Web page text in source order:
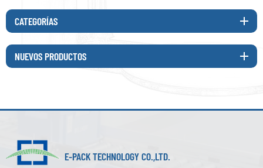
CATEGORÍAS
NUEVOS PRODUCTOS
E-PACK TECHNOLOGY CO.,LTD.